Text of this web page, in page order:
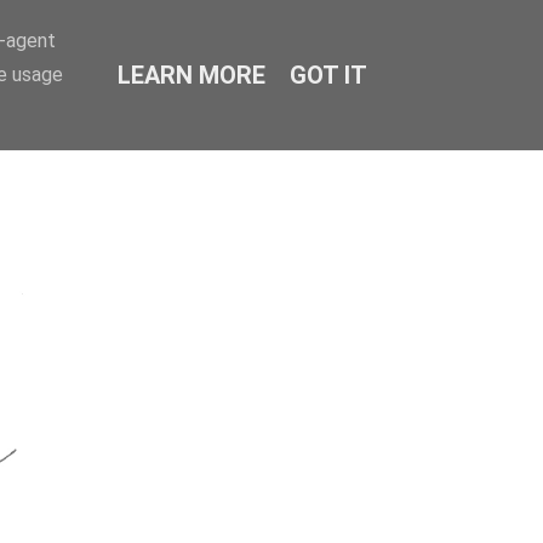
agent
usage
LEARN MORE GOT IT